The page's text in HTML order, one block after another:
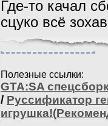
Где-то качал
сцуко всё
Полезные ссылки:
GTA:SA
/ Руссификатор
игрушка!(